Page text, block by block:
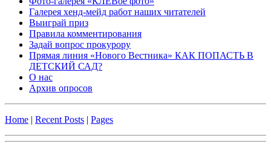
Галерея хенд-мейд работ наших читателей
Выиграй приз
Правила комментирования
Задай вопрос прокурору
Прямая линия «Нового Вестника» КАК ПОПАСТЬ В
ДЕТСКИЙ САД?
О нас
Архив опросов
Home | Recent Posts | Pages